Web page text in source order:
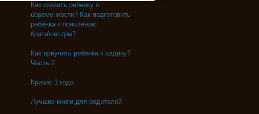
Как сказать ребенку о
беременности? Как подготовить
ребёнка к появлению
брата\сестры?
Как приучить ребёнка к садику?
Часть 2
Кризис 1 года
Лучшие книги для родителей